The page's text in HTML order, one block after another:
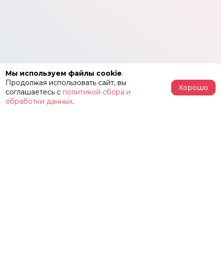
Мы используем файлы cookie.
Продолжая использовать сайт, вы
соглашаетесь с политикой сбора и
обработки данных.
Хорошо